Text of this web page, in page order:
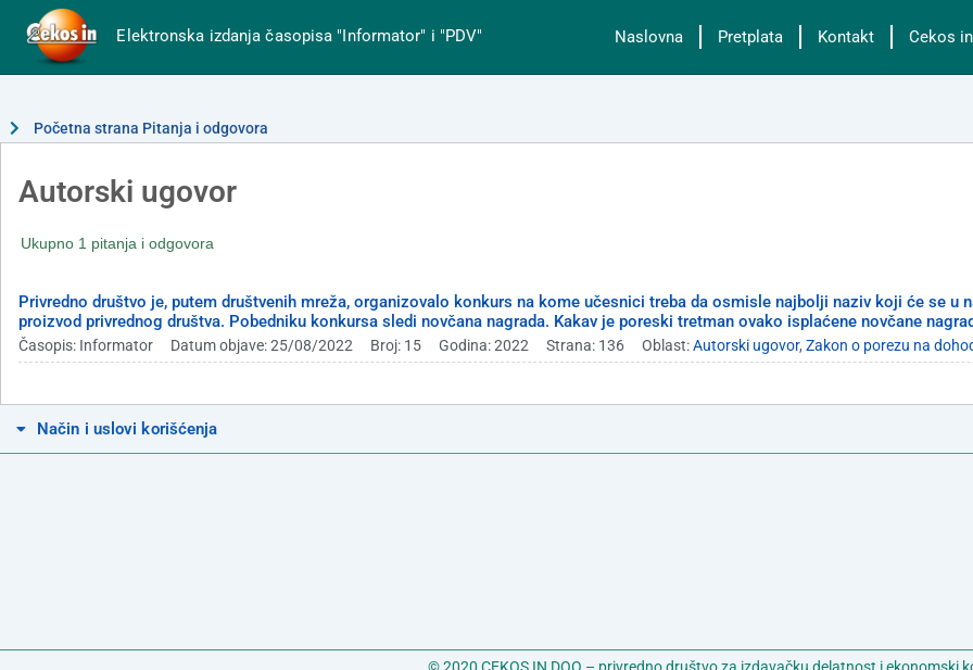
Elektronska izdanja časopisa "Informator" i "PDV" Naslovna Pretplata Kontakt Cekos in
Početna strana Pitanja i odgovora
Autorski ugovor
Ukupno 1 pitanja i odgovora
Privredno društvo je, putem društvenih mreža, organizovalo konkurs na kome učesnici treba da osmisle najbolji naziv koji će se u
proizvod privrednog društva. Pobedniku konkursa sledi novčana nagrada. Kakav je poreski tretman ovako isplaćene novčane
Časopis: Informator Datum objave: 25/08/2022 Broj: 15 Godina: 2022 Strana: 136 Oblast:Autorski ugovor, Zakon o porezu na
Način i uslovi korišćenja
© 2020 CEKOS IN DOO – privredno društvo za izdavačku delatnost i ekonomski